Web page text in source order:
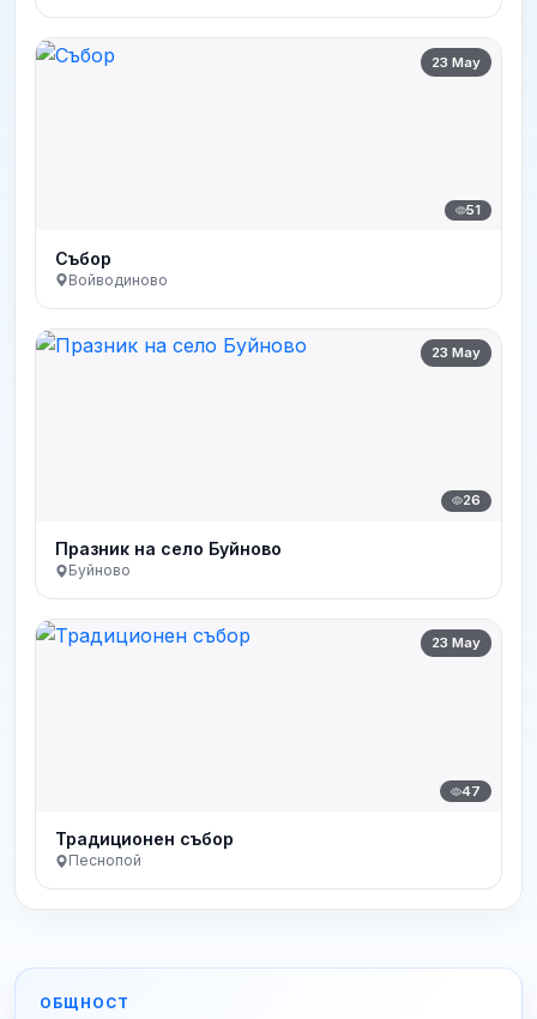
23 May
51
Събор
Войводиново
23 May
26
Празник на село Буйново
Буйново
23 May
47
Традиционен събор
Песнопой
ОБЩНОСТ